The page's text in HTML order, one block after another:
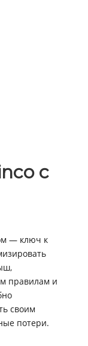
с
— ключ к
правилам и
своим
потери.